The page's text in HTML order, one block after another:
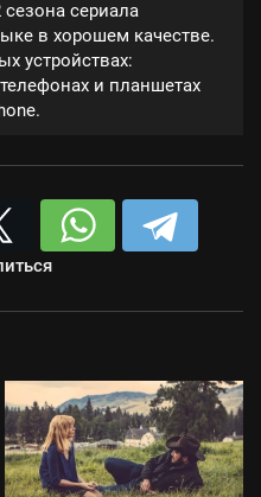
сериала
в хорошем качестве.
устройствах:
и планшетах